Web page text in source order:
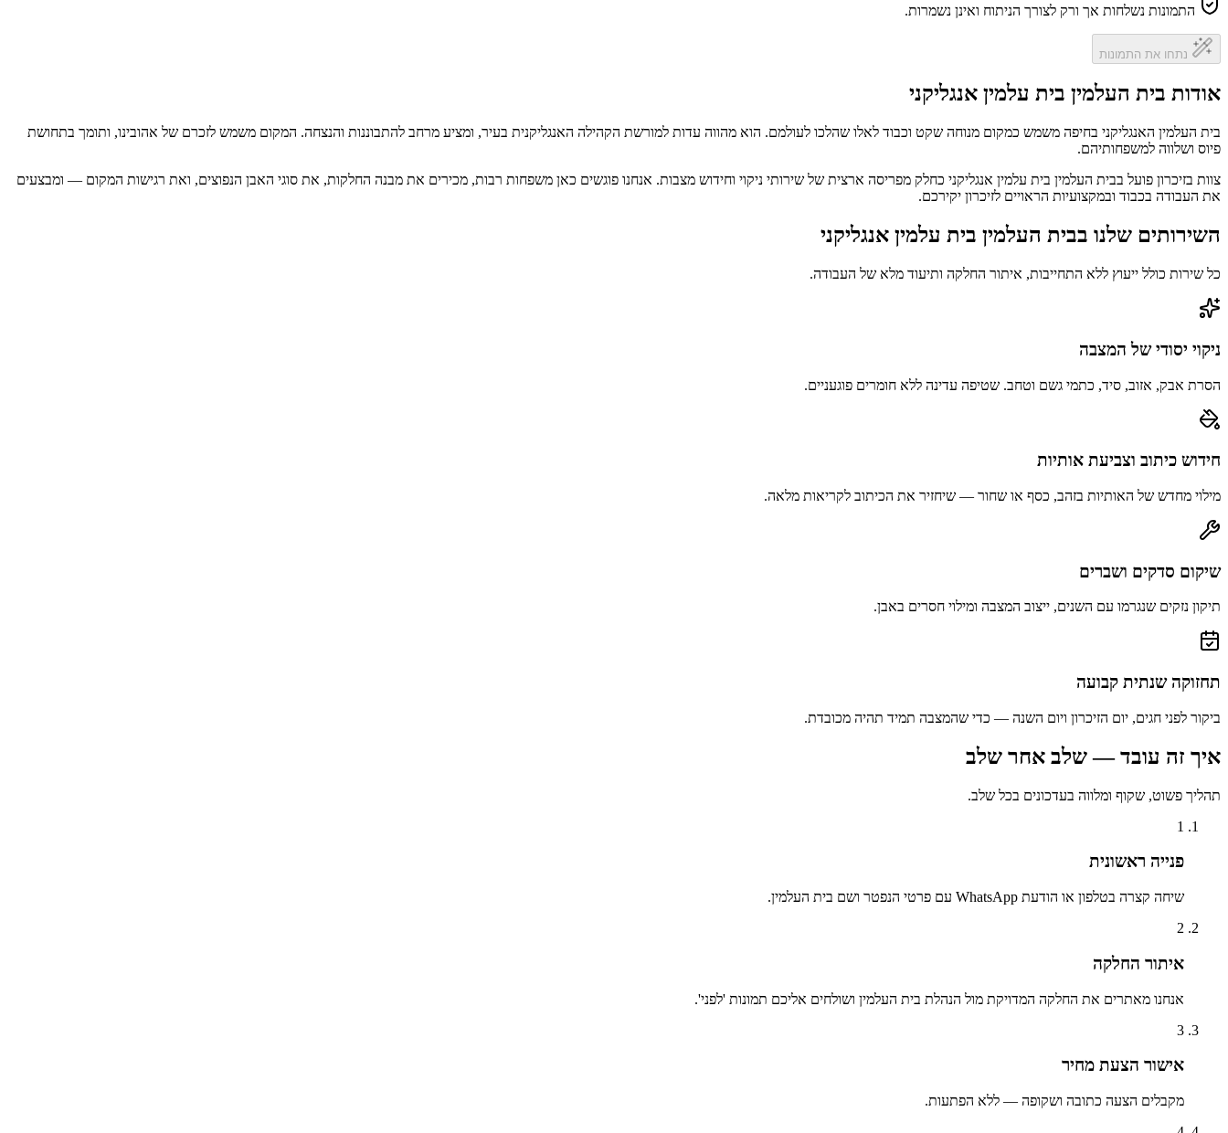
התמונות נשלחות אך ורק לצורך הניתוח ואינן נשמרות.
נתחו את התמונות
אודות בית העלמין בית עלמין אנגליקני
בית העלמין האנגליקני בחיפה משמש כמקום מנוחה שקט וכבוד לאלו שהלכו לעולמם. הוא מהווה עדות למורשת הקהילה האנגליקנית בעיר, ומציע מרחב להתבוננות והנצחה. המקום משמש לזכרם של אהובינו, ותומך בתחושת
פיוס ושלווה למשפחותיהם.
צוות בזיכרון פועל בבית העלמין בית עלמין אנגליקני כחלק מפריסה ארצית של שירותי ניקוי וחידוש מצבות. אנחנו פוגשים כאן משפחות רבות, מכירים את מבנה החלקות, את סוגי האבן הנפוצים, ואת רגישות המקום — ומבצעים
את העבודה בכבוד ובמקצועיות הראויים לזיכרון יקירכם.
השירותים שלנו בבית העלמין בית עלמין אנגליקני
כל שירות כולל ייעוץ ללא התחייבות, איתור החלקה ותיעוד מלא של העבודה.
ניקוי יסודי של המצבה
הסרת אבק, אזוב, סיד, כתמי גשם וטחב. שטיפה עדינה ללא חומרים פוגעניים.
חידוש כיתוב וצביעת אותיות
מילוי מחדש של האותיות בזהב, כסף או שחור — שיחזיר את הכיתוב לקריאות מלאה.
שיקום סדקים ושברים
תיקון נזקים שנגרמו עם השנים, ייצוב המצבה ומילוי חסרים באבן.
תחזוקה שנתית קבועה
ביקור לפני חגים, יום הזיכרון ויום השנה — כדי שהמצבה תמיד תהיה מכובדת.
איך זה עובד — שלב אחר שלב
תהליך פשוט, שקוף ומלווה בעדכונים בכל שלב.
1
פנייה ראשונית
שיחה קצרה בטלפון או הודעת WhatsApp עם פרטי הנפטר ושם בית העלמין.
2
איתור החלקה
אנחנו מאתרים את החלקה המדויקת מול הנהלת בית העלמין ושולחים אליכם תמונות 'לפני'.
3
אישור הצעת מחיר
מקבלים הצעה כתובה ושקופה — ללא הפתעות.